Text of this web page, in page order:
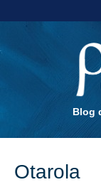
Blog
Otarola